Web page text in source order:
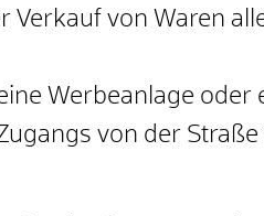
Verkauf von Waren
Werbeanlage
von der